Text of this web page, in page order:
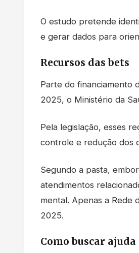
O estudo pretende
e gerar dados para
Recursos das bets
Parte do financiamento
2025, o Ministério da
Pela legislação, esses
controle e redução dos
Segundo a pasta,
atendimentos
mental. Apenas a Rede
2025.
Como buscar ajuda